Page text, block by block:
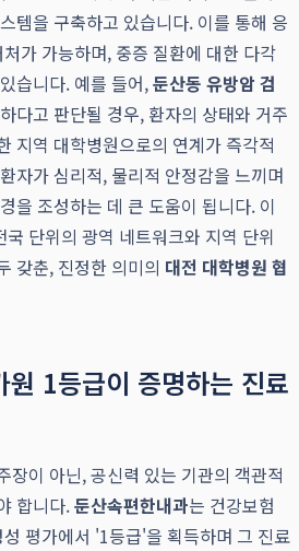
템을 구축하고 있습니다. 이를 통해 응
가 가능하며, 중증 질환에 대한 다각
습니다. 예를 들어,둔산동 유방암 검
다고 판단될 경우, 환자의 상태와 거주
지역 대학병원으로의 연계가 즉각적
자가 심리적, 물리적 안정감을 느끼며
을 조성하는 데 큰 도움이 됩니다. 이
국 단위의 광역 네트워크와 지역 단위
갖춘, 진정한 의미의 대전 대학병원 협
원 1등급이 증명하는 진료
장이 아닌, 공신력 있는 기관의 객관적
합니다.둔산속편한내과는 건강보험
평가에서 '1등급'을 획득하며 그 진료